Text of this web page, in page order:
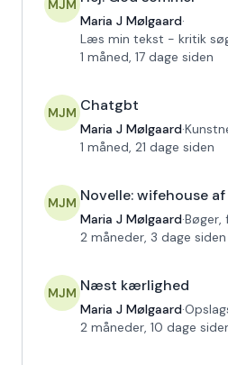
MJM
Maria J Mølgaard·
Læs min tekst - kritik
1 måned, 17 dage siden
MJM Chatgbt
Maria J Mølgaard·
1 måned, 21 dage siden
MJM Novelle: wifehouse
Maria J Mølgaard·
2 måneder, 3 dage siden
MJM Næst kærlighed
Maria J Mølgaard·
2 måneder, 10 dage